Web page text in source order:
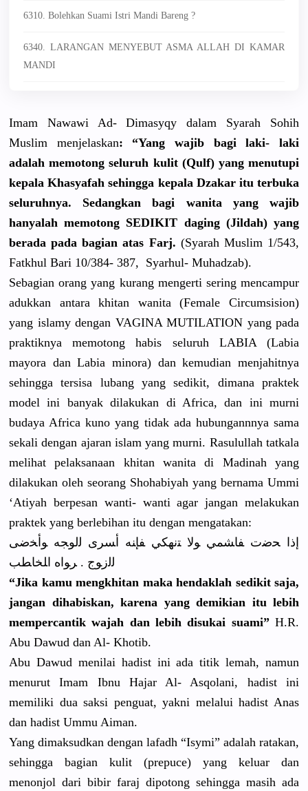
6310. Bolehkan Suami Istri Mandi Bareng ?
6340. LARANGAN MENYEBUT ASMA ALLAH DI KAMAR
MANDI
Imam Nawawi Ad- Dimasyqy dalam Syarah Sohih
Muslim menjelaskan: “Yang wajib bagi laki- laki
adalah memotong seluruh kulit (Qulf) yang menutupi
kepala Khasyafah sehingga kepala Dzakar itu terbuka
seluruhnya. Sedangkan bagi wanita yang wajib
hanyalah memotong SEDIKIT daging (Jildah) yang
berada pada bagian atas Farj. (Syarah Muslim 1/543,
Fatkhul Bari 10/384- 387, Syarhul- Muhadzab).
Sebagian orang yang kurang mengerti sering mencampur
adukkan antara khitan wanita (Female Circumsision)
yang islamy dengan VAGINA MUTILATION yang pada
praktiknya memotong habis seluruh LABIA (Labia
mayora dan Labia minora) dan kemudian menjahitnya
sehingga tersisa lubang yang sedikit, dimana praktek
model ini banyak dilakukan di Africa, dan ini murni
budaya Africa kuno yang tidak ada hubungannnya sama
sekali dengan ajaran islam yang murni. Rasulullahtatkala
melihat pelaksanaan khitan wanita di Madinah yang
dilakukan oleh seorang Shohabiyah yang bernama Ummi
‘Atiyah berpesan wanti- wanti agar jangan melakukan
praktek yang berlebihan itu dengan mengatakan:
ﺇﺫﺍ ﺤﺿﺕ ﻔﺎﺸﻤﻲ ﻮﻻ ﺘﻧﻬﻜﻲ ﻔﺈﻨﻪ ﺃﺴﺮﻯ ﻟﻟﻮﺠﻪ ﻮﺃﺨﺿﻰ
ﻟﻟﺯﻮﺝ . ﺮﻮﺍﻩ ﺍﻠﺨﺎﻄﺐ
“Jika kamu mengkhitan maka hendaklah sedikit saja,
jangan dihabiskan, karena yang demikian itu lebih
mempercantik wajah dan lebih disukai suami”H.R.
Abu Dawud dan Al- Khotib.
Abu Dawud menilai hadist ini ada titik lemah, namun
menurut Imam Ibnu Hajar Al- Asqolani, hadist ini
memiliki dua saksi penguat, yakni melalui hadist Anas
dan hadist Ummu Aiman.
Yang dimaksudkan dengan lafadh “Isymi” adalah ratakan,
sehingga bagian kulit (prepuce) yang keluar dan
menonjol dari bibir faraj dipotong sehingga masih ada